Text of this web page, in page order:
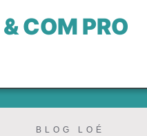
COM PRO
BLOG LOÉ